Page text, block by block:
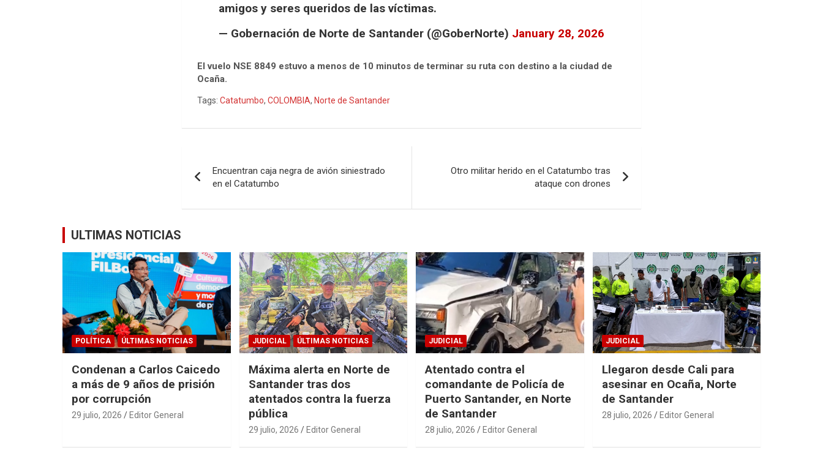
amigos y seres queridos de las víctimas.
— Gobernación de Norte de Santander (@GoberNorte) January 28, 2026
El vuelo NSE 8849 estuvo a menos de 10 minutos de terminar su ruta con destino a la ciudad de
Ocaña.
Tags: Catatumbo, COLOMBIA, Norte de Santander
de
entradas
Encuentran caja negra de avión siniestrado
en el Catatumbo
Otro militar herido en el Catatumbo tras
ataque con drones
ULTIMAS NOTICIAS
POLÍTICA ÚLTIMAS NOTICIAS
Condenan a Carlos Caicedo
a más de 9 años de prisión
por corrupción
29 julio, 2026 Editor General
JUDICIAL ÚLTIMAS NOTICIAS
Máxima alerta en Norte de
Santander tras dos
atentados contra la fuerza
pública
29 julio, 2026 Editor General
JUDICIAL
Atentado contra el
comandante de Policía de
Puerto Santander, en Norte
de Santander
28 julio, 2026 Editor General
JUDICIAL
Llegaron desde Cali para
asesinar en Ocaña, Norte
de Santander
28 julio, 2026 Editor General